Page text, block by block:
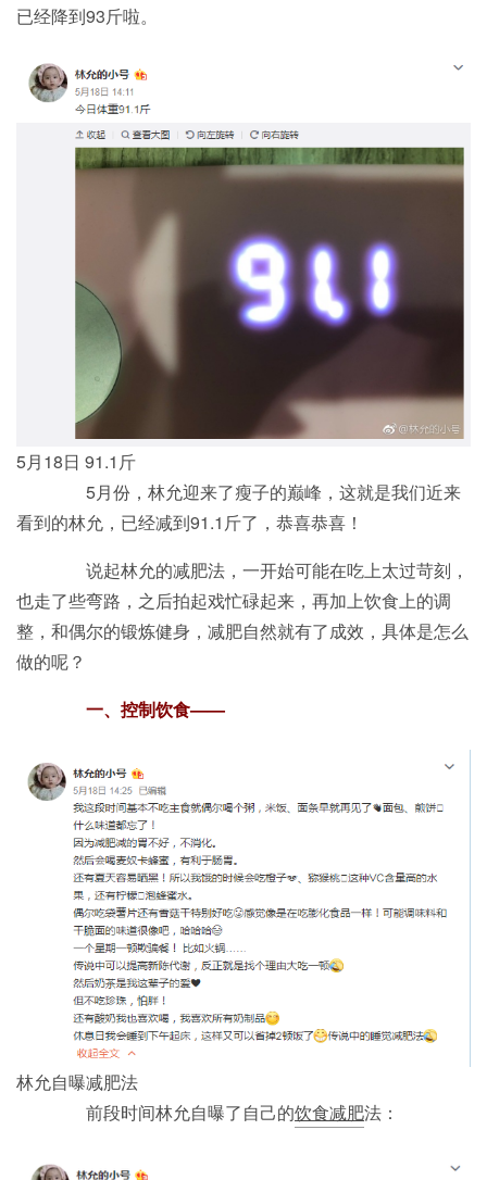
已经降到93斤啦。
5月18日 91.1斤
5月份，林允迎来了瘦子的巅峰，这就是我们近来
看到的林允，已经减到91.1斤了，恭喜恭喜！
说起林允的减肥法，一开始可能在吃上太过苛刻，
也走了些弯路，之后拍起戏忙碌起来，再加上饮食上的调
整，和偶尔的锻炼健身，减肥自然就有了成效，具体是怎么
做的呢？
一、 控制饮食——
林允自曝减肥法
前段时间林允自曝了自己的饮食减肥法：